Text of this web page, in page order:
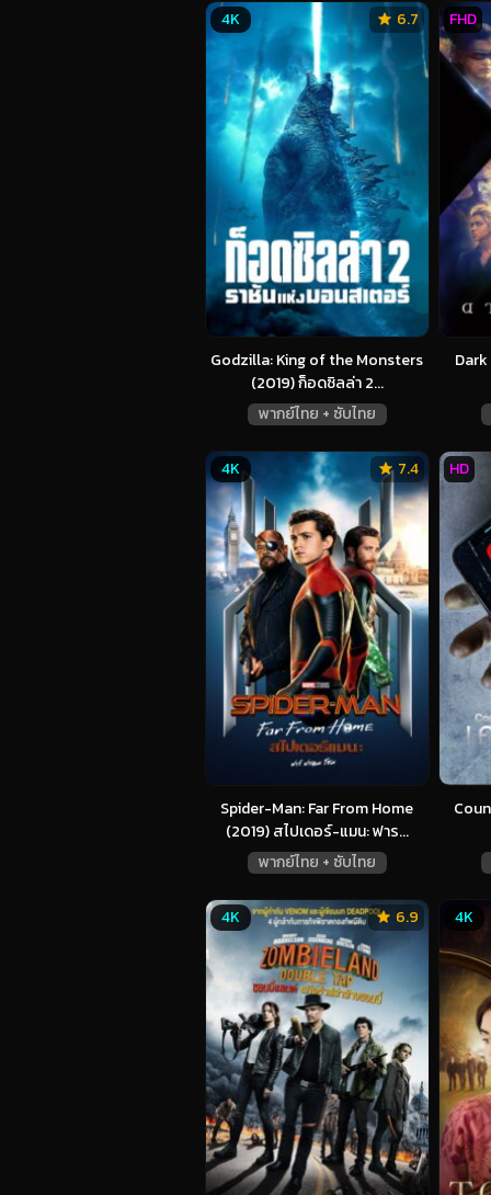
Godzilla: King of the Monsters
(2019) ก็อดซิลล่า 2...
พากย์ไทย + ซับไทย
6.7
4K FHD
Spider-Man: Far From Home
(2019) สไปเดอร์-แมน: ฟาร...
พากย์ไทย + ซับไทย
7.4
4K HD
6.9
4K 4K